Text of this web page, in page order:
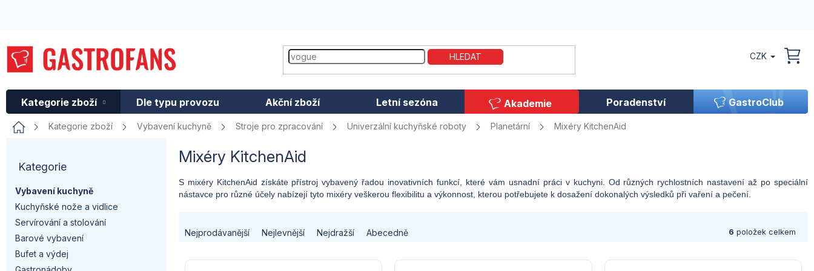
HLEDAT CZK
Kategorie zboží
Dle typu provozu Akční zboží Letní sezóna Akademie Poradenství GastroClub
Domů Kategorie zboží Vybavení kuchyně Stroje pro zpracování Univerzální kuchyňské roboty Planetární Mixéry KitchenAid
Přeskočit
Kategorie
Vybavení kuchyně
Kuchyňské nože a vidlice
Servírování a stolování
Barové vybavení
Bufet a výdej
Mixéry KitchenAid
S mixéry KitchenAid získáte přístroj vybavený řadou inovativních funkcí, které vám usnadní práci v kuchyni. Od různých rychlostních nastavení až po speciální
nástavce pro různé účely nabízejí tyto mixéry veškerou flexibilitu a výkonnost, kterou potřebujete k dosažení dokonalých výsledků při vaření a pečení.
Nejprodávanější Nejlevnější Nejdražší Abecedně 6 položek celkem
V